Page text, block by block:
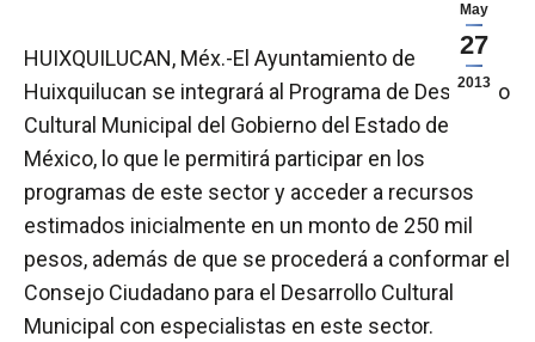
May
27
2013
HUIXQUILUCAN, Méx.-El Ayuntamiento de
Huixquilucan se integrará al Programa de Desarrollo
Cultural Municipal del Gobierno del Estado de
México, lo que le permitirá participar en los
programas de este sector y acceder a recursos
estimados inicialmente en un monto de 250 mil
pesos, además de que se procederá a conformar el
Consejo Ciudadano para el Desarrollo Cultural
Municipal con especialistas en este sector.